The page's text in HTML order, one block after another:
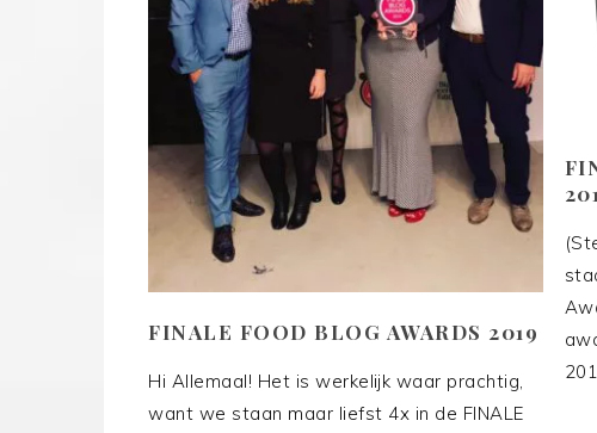
FINALE FOOD BLOG AWARDS 2019
Hi Allemaal! Het is werkelijk waar prachtig,
want we staan maar liefst 4x in de FINALE